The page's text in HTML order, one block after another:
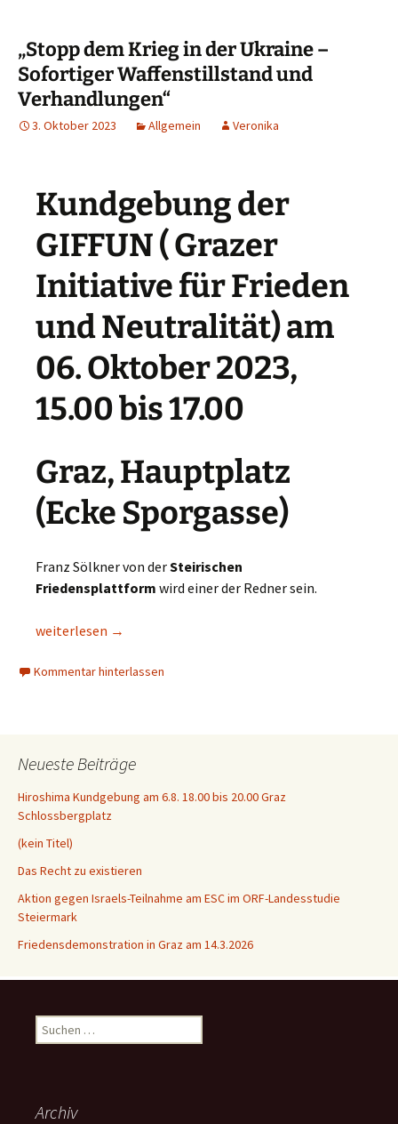
„Stopp dem Krieg in der Ukraine –
Sofortiger Waffenstillstand und
Verhandlungen“
3. Oktober 2023 Allgemein Veronika
Kundgebung der
GIFFUN ( Grazer
Initiative für Frieden
und Neutralität) am
06. Oktober 2023,
15.00 bis 17.00
Graz, Hauptplatz
(Ecke Sporgasse)
Franz Sölkner von derSteirischen
Friedensplattform wird einer der Redner sein.
„Stopp dem Krieg in der Ukraine – Sofortiger
weiterlesen →
Kommentar hinterlassen
Neueste Beiträge
Hiroshima Kundgebung am 6.8. 18.00 bis 20.00 Graz
Schlossbergplatz
(kein Titel)
Das Recht zu existieren
Aktion gegen Israels-Teilnahme am ESC im ORF-Landesstudie
Steiermark
Friedensdemonstration in Graz am 14.3.2026
Suchen
nach:
Archiv